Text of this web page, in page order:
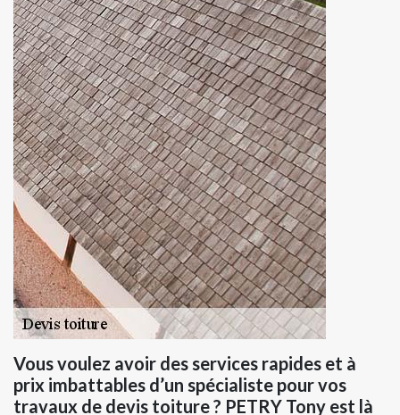
Vous voulez avoir des services rapides et à
prix imbattables d’un spécialiste pour vos
travaux de devis toiture ? PETRY Tony est là